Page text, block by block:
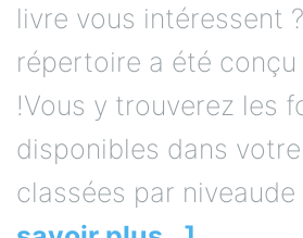
livre vous intéressent
répertoire a été
!Vous y trouverez les
disponibles dans
classées par niveaude